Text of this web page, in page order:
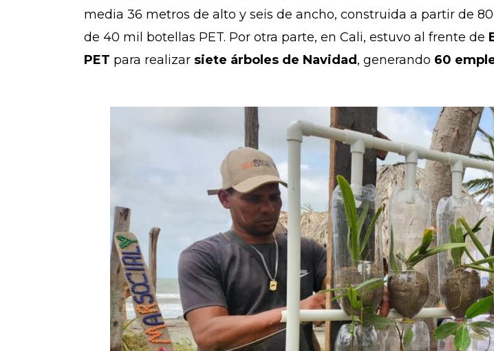
media 36 metros de alto y seis de ancho, construida a partir de
de 40 mil botellas PET. Por otra parte, en Cali, estuvo al frente de
PET para realizar siete árboles de Navidad, generando 60